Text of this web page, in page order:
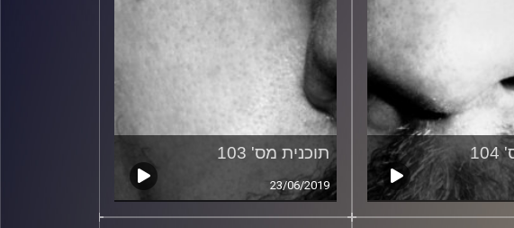
תוכנית מס' 103
23/06/2019